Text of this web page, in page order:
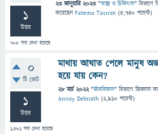
1
উত্তর
708 বার দেখা হয়েছে
23 জানুয়ারি 2023 "স্বাস্থ্য ও চিকিৎসা" বিভাগে
করেছেনFatema Tasnim (5,740 পয়েন্ট)
0
টি ভোট
1
উত্তর
1,381 বার দেখা হয়েছে
মাথায় আঘাত পেলে মানুষ
হয়ে যায় কেন?
28 মার্চ 2022 "জীববিজ্ঞান" বিভাগে জিজ্ঞাসা
Annoy Debnath (2,910 পয়েন্ট)